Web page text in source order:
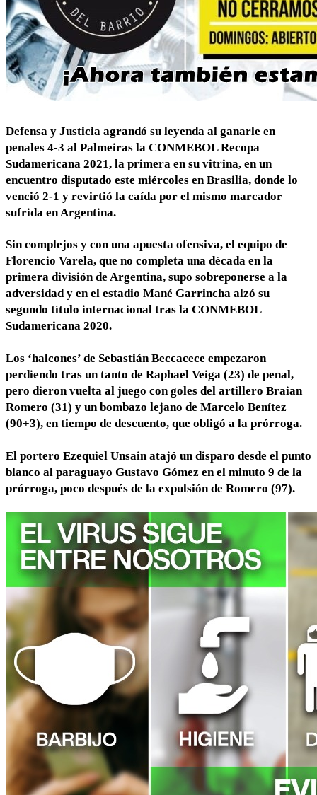
Defensa y Justicia agrandó su leyenda al ganarle en
penales 4-3 al Palmeiras la CONMEBOL Recopa
Sudamericana 2021, la primera en su vitrina, en un
encuentro disputado este miércoles en Brasilia, donde lo
venció 2-1 y revirtió la caída por el mismo marcador
sufrida en Argentina.
Sin complejos y con una apuesta ofensiva, el equipo de
Florencio Varela, que no completa una década en la
primera división de Argentina, supo sobreponerse a la
adversidad y en el estadio Mané Garrincha alzó su
segundo título internacional tras la CONMEBOL
Sudamericana 2020.
Los ‘halcones’ de Sebastián Beccacece empezaron
perdiendo tras un tanto de Raphael Veiga (23) de penal,
pero dieron vuelta al juego con goles del artillero Braian
Romero (31) y un bombazo lejano de Marcelo Benítez
(90+3), en tiempo de descuento, que obligó a la prórroga.
El portero Ezequiel Unsain atajó un disparo desde el punto
blanco al paraguayo Gustavo Gómez en el minuto 9 de la
prórroga, poco después de la expulsión de Romero (97).